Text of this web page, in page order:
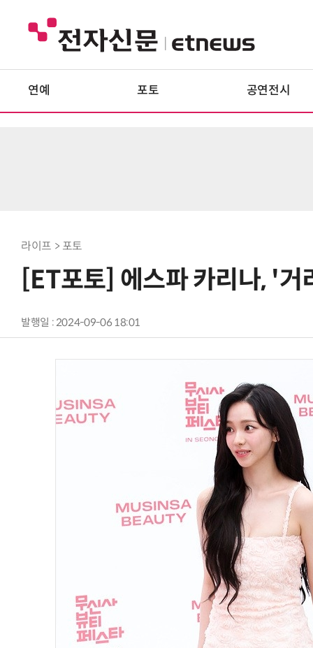
연예 포토 공연전시
라이프 > 포토
[ET포토] 에스파 카리나, '거
발행일 : 2024-09-06 18:01
양자컴퓨팅 비즈니스·기술 입문 1-Day